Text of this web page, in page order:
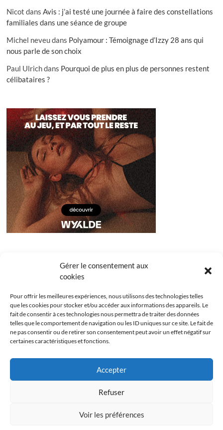
Gérer le consentement aux
cookies
Pour offrir les meilleures expériences, nous utilisons des technologies telles
que les cookies pour stocker et/ou accéder aux informations des appareils. Le
fait de consentir à ces technologies nous permettra de traiter des données
telles que le comportement de navigation ou les ID uniques sur ce site. Le fait de
ne pas consentir ou de retirer son consentement peut avoir un effet négatif sur
certaines caractéristiques et fonctions.
Accepter
Refuser
Voir les préférences
Nicot dansAvis : j’ai testé une journée à faire des constellations
familiales dans une séance de groupe
Michel neveudans Polyamour : Témoignage d’Izzy 28 ans qui
nous parle de son choix
Paul Ulrichdans Pourquoi de plus en plus de personnes restent
célibataires ?
Politique de cookies (UE)
| Designed by:Theme Freesia| WordPress